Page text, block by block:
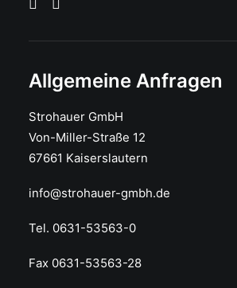
Allgemeine Anfragen
Strohauer GmbH
Von-Miller-Straße 12
67661 Kaiserslautern
info@strohauer-gmbh.de
Tel. 0631-53563-0
Fax 0631-53563-28